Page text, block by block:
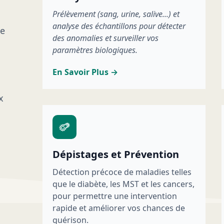
Prélèvement (sang, urine, salive...) et
analyse des échantillons pour détecter
des anomalies et surveiller vos
paramètres biologiques.
En Savoir Plus →
Dépistages et Prévention
Détection précoce de maladies telles
que le diabète, les MST et les cancers,
pour permettre une intervention
rapide et améliorer vos chances de
guérison.